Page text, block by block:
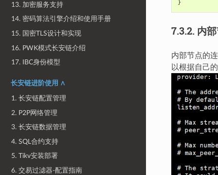
13. 加密服务支持
14. 密码算法引擎介绍和使用手册
15. 国密TLS设计和实现
16. PWK模式长安链介绍
17. IBC身份模型
长安链进阶使用 ∧
1. 长安链配置管理
2. P2P网络管理
3. 长安链数据管理
4. SQL合约支持
5. Tikv安装部署
6. 交易过滤器-配置指南
7.3.2. 内
内部节点的
以根据自己